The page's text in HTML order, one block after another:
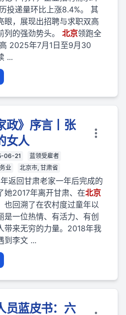
投递量环比上涨8.4%。 其
眼，展现出招聘与求职双高
列的强劲势头。 北京领跑全
2025年7月1日至9月30
...
政》序言丨张
女人
06-21
蓝领受雇者
业
北京市, 甘肃省
返回甘肃老家一年后完成的
她2017年离开甘肃、在北京
也回溯了在农村度过童年以
是一位热情、有活力、有创
带来无穷的力量。2018年我
到李文 ...
员蓝皮书：六